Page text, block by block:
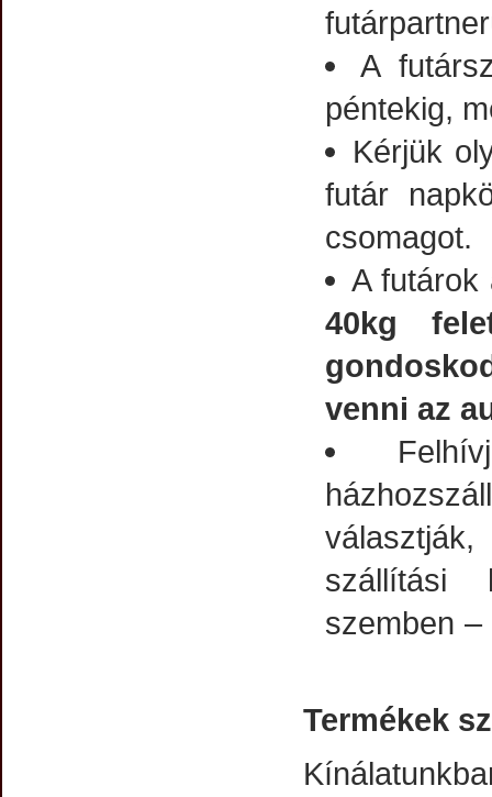
A
péntekig,
Kérjük
futár
csomagot.
A futárok
40kg
venni az
szállítási
szemben –
Termékek